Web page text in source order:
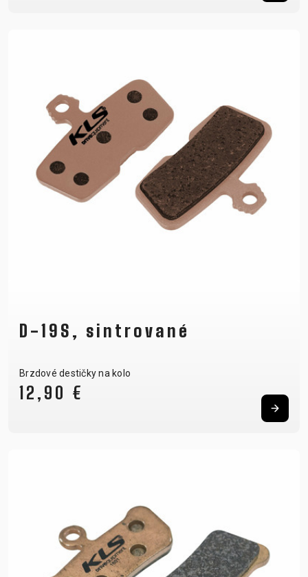
D-19S, sintrované
Brzdové destičky na kolo
12,90 €